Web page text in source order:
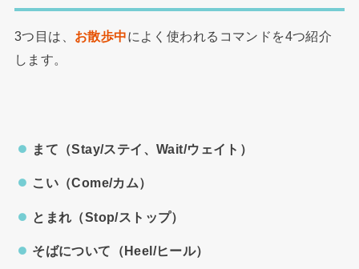
3つ目は、 お散歩中によく使われるコマンドを4つ紹介
します。
まて（Stay/ステイ、Wait/ウェイト）
こい（Come/カム）
とまれ（Stop/ストップ）
そばについて（Heel/ヒール）